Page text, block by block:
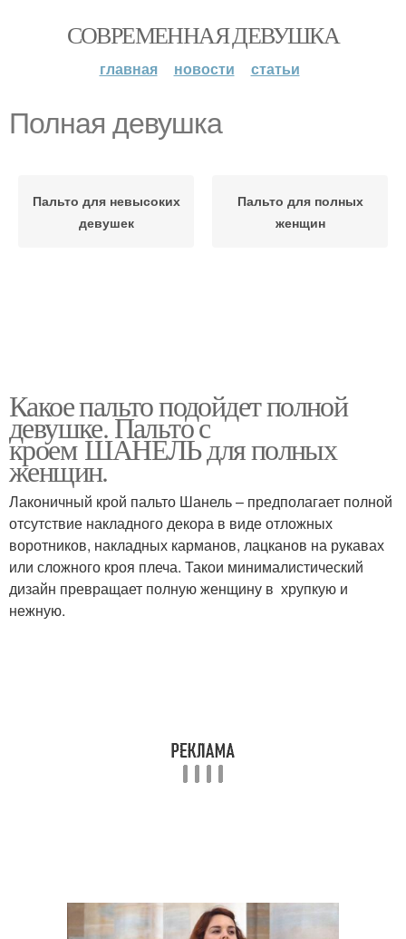
СОВРЕМЕННАЯ ДЕВУШКА
главная новости статьи
Полная девушка
Пальто для невысоких
девушек
Пальто для полных
женщин
Какое пальто подойдет полной
девушке. Пальто с
кроем ШАНЕЛЬ для полных
женщин.
Лаконичный крой пальто Шанель – предполагает полной
отсутствие накладного декора в виде отложных
воротников, накладных карманов, лацканов на рукавах
или сложного кроя плеча. Такои минималистический
дизайн превращает полную женщину в хрупкую и
нежную.